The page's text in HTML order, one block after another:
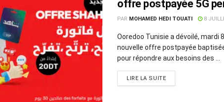
offre postpayée 5G
PAR MOHAMED HEDI TOUATI 8
Ooredoo Tunisie a dévoilé, mardi
nouvelle offre postpayée
pour répondre aux besoins des ...
LIRE LA SUITE